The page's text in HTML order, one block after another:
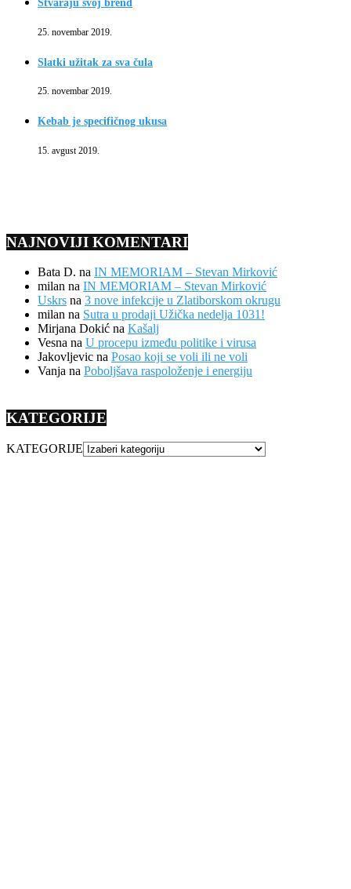
Stvaraju svoj brend
25. novembar 2019.
Slatki užitak za sva čula
25. novembar 2019.
Kebab je specifičnog ukusa
15. avgust 2019.
NAJNOVIJI KOMENTARI
Bata D. na IN MEMORIAM – Stevan Mirković
milan na IN MEMORIAM – Stevan Mirković
Uskrs na 3 nove infekcije u Zlatiborskom okrugu
milan na Sutra u prodaji Užička nedelja 1031!
Mirjana Dokić na Kašalj
Vesna na U procepu između politike i virusa
Jakovljevic na Posao koji se voli ili ne voli
Vanja na Poboljšava raspoloženje i energiju
KATEGORIJE
KATEGORIJE